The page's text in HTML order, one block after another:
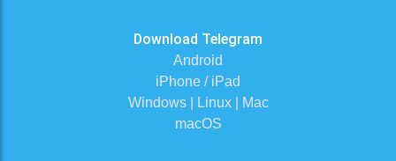
Download Telegram
Android
iPhone / iPad
Windows | Linux | Mac
macOS